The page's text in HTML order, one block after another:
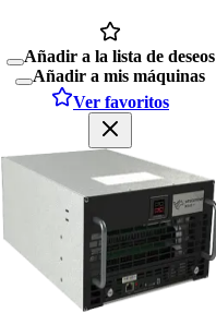
Añadir a la lista de deseos
Añadir a mis máquinas
Ver favoritos